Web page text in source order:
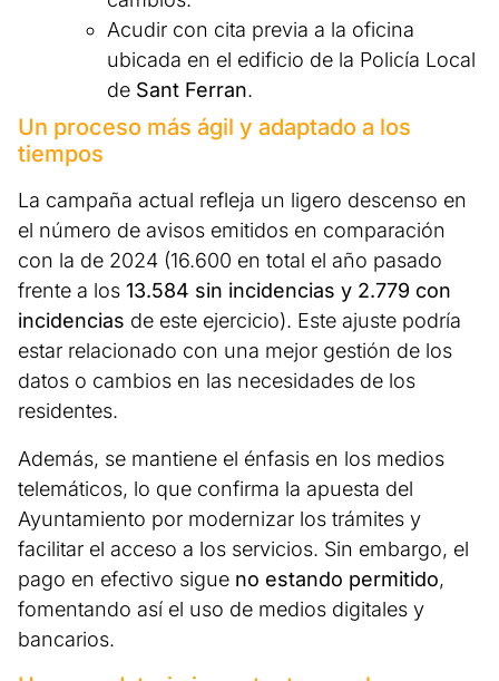
Acudir con cita previa a la oficina
ubicada en el edificio de la Policía Local
de Sant Ferran.
Un proceso más ágil y adaptado a los
tiempos
La campaña actual refleja un ligero descenso en
el número de avisos emitidos en comparación
con la de 2024 (16.600 en total el año pasado
frente a los 13.584 sin incidencias y 2.779 con
incidencias de este ejercicio). Este ajuste podría
estar relacionado con una mejor gestión de los
datos o cambios en las necesidades de los
residentes.
Además, se mantiene el énfasis en los medios
telemáticos, lo que confirma la apuesta del
Ayuntamiento por modernizar los trámites y
facilitar el acceso a los servicios. Sin embargo, el
pago en efectivo sigue no estando permitido,
fomentando así el uso de medios digitales y
bancarios.